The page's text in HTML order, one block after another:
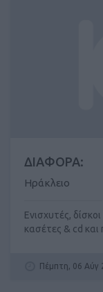
ΔΙΑΦΟΡΑ:
Ηράκλειο
Ενισχυτές,
κασέτες & cd και
Πέμπτη, 06 Αύγ